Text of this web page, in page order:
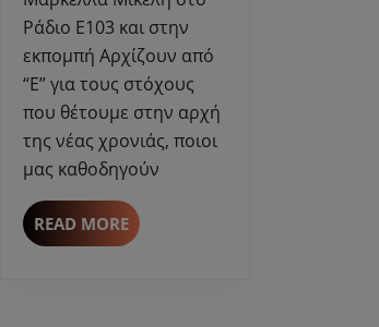
για
τους
στόχους
που
θέτουμε
κάθε
χρονιά
Ράδιο Ε103 και στην
εκπομπή Αρχίζουν από
“Ε” για τους στόχους
που θέτουμε στην αρχή
της νέας χρονιάς, ποιοι
μας καθοδηγούν
READ MOREREAD
MORE